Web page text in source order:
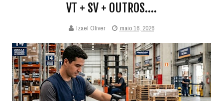
VT + SV + OUTROS....
Izael Oliver maio 16, 2026